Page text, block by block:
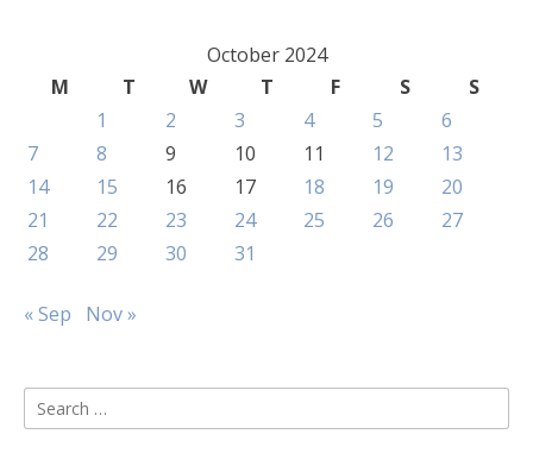
October 2024
M
T W T F S
S
1
2 3 4 5
6
7
8 9 10 11 12
13
14
15 16 17 18 19
20
21
22 23 24 25 26
27
28
29 30 31
« Sep Nov »
Search
for: